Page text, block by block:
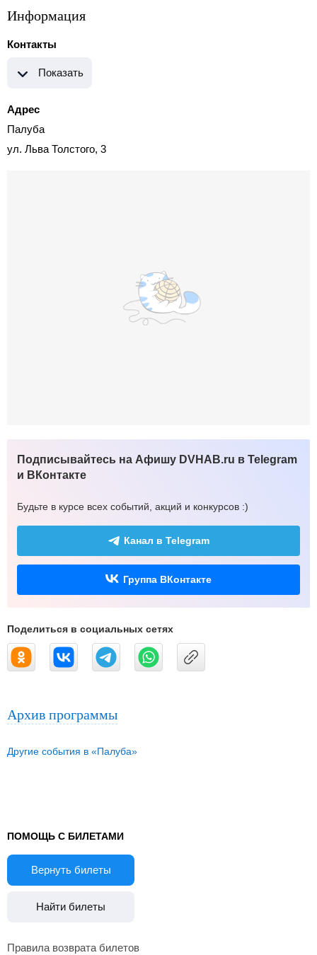
Информация
Контакты
Показать
Адрес
Палуба
ул. Льва Толстого, 3
Подписывайтесь на Афишу DVHAB.ru в Telegram
и ВКонтакте
Будьте в курсе всех событий, акций и конкурсов :)
Канал в Telegram
Группа ВКонтакте
Поделиться в социальных сетях
Архив программы
Другие события в «Палуба»
ПОМОЩЬ С БИЛЕТАМИ
Вернуть билеты
Найти билеты
Правила возврата билетов